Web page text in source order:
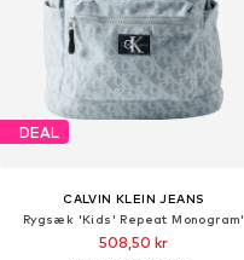
DEAL
CALVIN KLEIN JEANS
Rygsæk 'Kids' Repeat Monogram'
508,50 kr